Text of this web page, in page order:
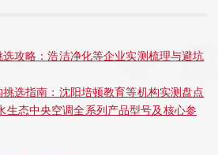
攻略：浩洁净化等企业实测梳理与避坑
选指南：沈阳培顿教育等机构实测盘点
态中央空调全系列产品型号及核心参